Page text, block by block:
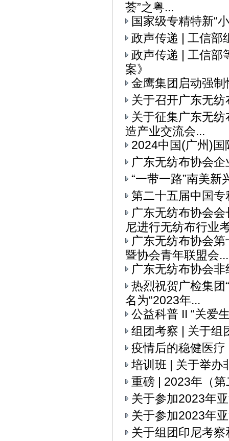
荟”之粤...
国家级专精特新“
政声传递 | 工信部
政声传递 | 工信部
案》
金鹰集团启动强
关于召开广东无
关于征集广东无
造产业交流会...
2024中国(广州)
广东无纺布协会
“一带一路”南美
第二十五届中国
广东无纺布协会
尼进行无纺布行业
广东无纺布协会
暨协会青年联盟会...
广东无纺布协会
热烈祝贺广检集团
名为“2023年...
公益科普 II “关爱
组团考察 | 关于组
疫情后的稳健医
培训班 | 关于举办
重磅 | 2023年（
关于参加2023年
关于参加2023年
关于组团印尼考